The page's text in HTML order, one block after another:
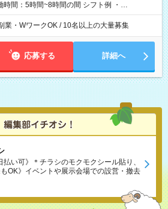
時間：5時間~8時間の間 シフト例 ・
時間 ・9:30~14:30 実働5時間 ・
5.5時間
業・WワークOK / 10名以上の大量募集
応募する 詳細へ
払い可》＊チラシのモクモクシール貼り、
もOK》イベントや展示会場での設営・撤去